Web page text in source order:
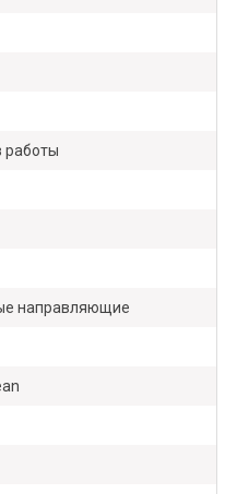
работы
направляющие